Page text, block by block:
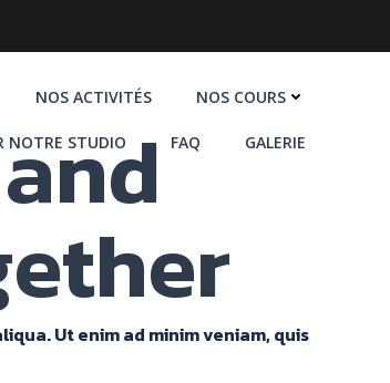
NOS ACTIVITÉS NOS COURS
NOTRE STUDIO FAQ GALERIE
Ut enim ad minim veniam, quis